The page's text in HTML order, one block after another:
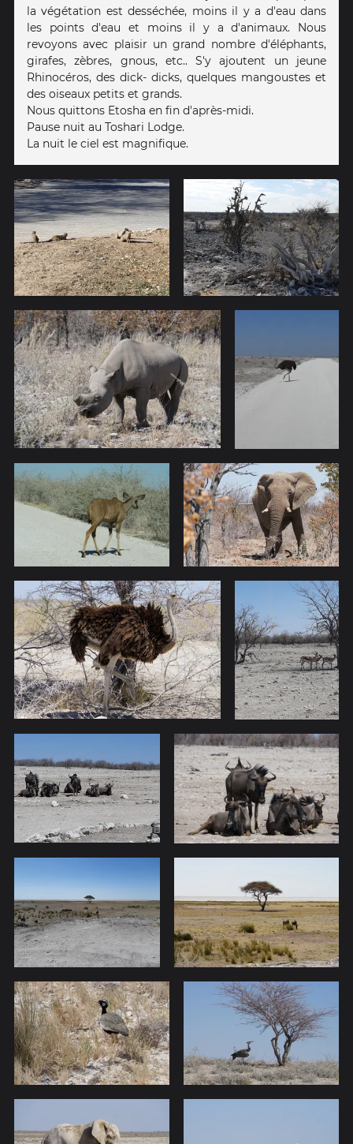
la végétation est desséchée, moins il y a d'eau dans
les points d'eau et moins il y a d'animaux. Nous
revoyons avec plaisir un grand nombre d'éléphants,
girafes, zèbres, gnous, etc.. S'y ajoutent un jeune
Rhinocéros, des dick- dicks, quelques mangoustes et
des oiseaux petits et grands.
Nous quittons Etosha en fin d'après-midi.
Pause nuit au Toshari Lodge.
La nuit le ciel est magnifique.